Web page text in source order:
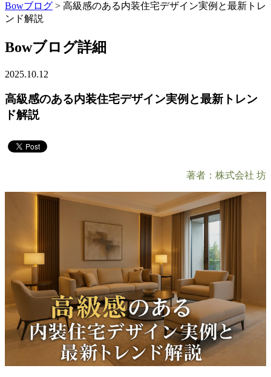
Bowブログ > 高級感のある内装住宅デザイン実例と最新トレ
ンド解説
Bowブログ詳細
2025.10.12
高級感のある内装住宅デザイン実例と最新トレン
ド解説
著者：株式会社 坊